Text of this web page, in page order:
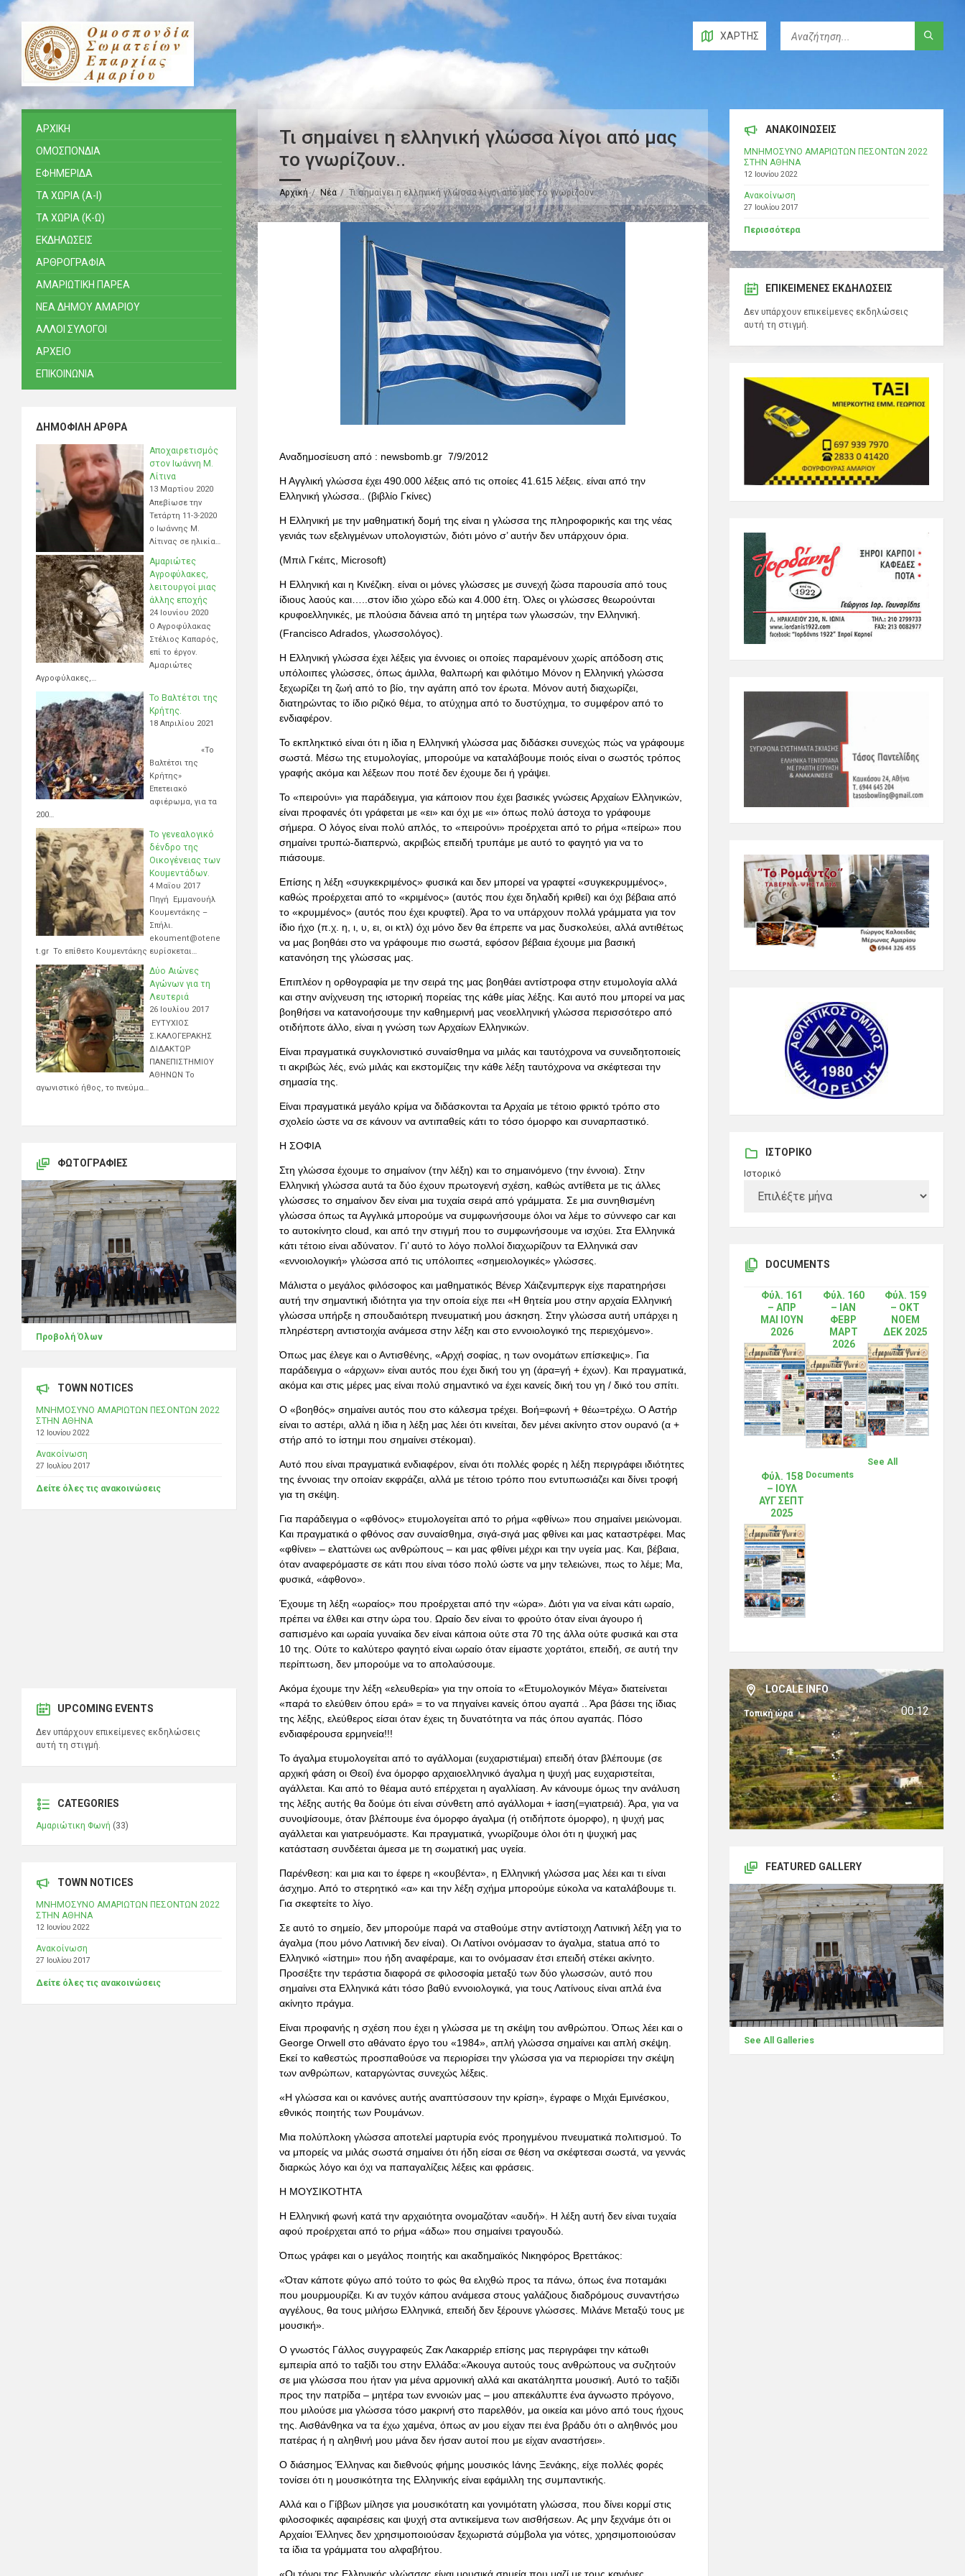
ΧΆΡΤΗΣ
Τι σημαίνει η ελληνική γλώσσα λίγοι από μας
το γνωρίζουν..
Αρχική Νέα Τι σημαίνει η ελληνική γλώσσα λίγοι από μας το γνωρίζουν..
Αναδημοσίευση από : newsbomb.gr 7/9/2012
Η Αγγλική γλώσσα έχει 490.000 λέξεις από τις οποίες 41.615 λέξεις. είναι από την
Ελληνική γλώσσα.. (βιβλίο Γκίνες)
Η Ελληνική με την μαθηματική δομή της είναι η γλώσσα της πληροφορικής και της νέας
γενιάς των εξελιγμένων υπολογιστών, διότι μόνο σ’ αυτήν δεν υπάρχουν όρια.
(Μπιλ Γκέιτς, Microsoft)
Η Ελληνική και η Κινέζικη. είναι οι μόνες γλώσσες με συνεχή ζώσα παρουσία από τους
ίδιους λαούς και…..στον ίδιο χώρο εδώ και 4.000 έτη. Όλες οι γλώσσες θεωρούνται
κρυφοελληνικές, με πλούσια δάνεια από τη μητέρα των γλωσσών, την Ελληνική.
(Francisco Adrados, γλωσσολόγος).
Η Ελληνική γλώσσα έχει λέξεις για έννοιες οι οποίες παραμένουν χωρίς απόδοση στις
υπόλοιπες γλώσσες, όπως άμιλλα, θαλπωρή και φιλότιμο Μόνον η Ελληνική γλώσσα
ξεχωρίζει τη ζωή από το βίο, την αγάπη από τον έρωτα. Μόνον αυτή διαχωρίζει,
διατηρώντας το ίδιο ριζικό θέμα, το ατύχημα από το δυστύχημα, το συμφέρον από το
ενδιαφέρον.
Το εκπληκτικό είναι ότι η ίδια η Ελληνική γλώσσα μας διδάσκει συνεχώς πώς να γράφουμε
σωστά. Μέσω της ετυμολογίας, μπορούμε να καταλάβουμε ποιός είναι ο σωστός τρόπος
γραφής ακόμα και λέξεων που ποτέ δεν έχουμε δει ή γράψει.
Το «πειρούνι» για παράδειγμα, για κάποιον που έχει βασικές γνώσεις Αρχαίων Ελληνικών,
είναι προφανές ότι γράφεται με «ει» και όχι με «ι» όπως πολύ άστοχα το γράφουμε
σήμερα. Ο λόγος είναι πολύ απλός, το «πειρούνι» προέρχεται από το ρήμα «πείρω» που
σημαίνει τρυπώ-διαπερνώ, ακριβώς επειδή τρυπάμε με αυτό το φαγητό για να το
πιάσουμε.
Επίσης η λέξη «συγκεκριμένος» φυσικά και δεν μπορεί να γραφτεί «συγκεκρυμμένος»,
καθώς προέρχεται από το «κριμένος» (αυτός που έχει δηλαδή κριθεί) και όχι βέβαια από
το «κρυμμένος» (αυτός που έχει κρυφτεί). Άρα το να υπάρχουν πολλά γράμματα για τον
ίδιο ήχο (π.χ. η, ι, υ, ει, οι κτλ) όχι μόνο δεν θα έπρεπε να μας δυσκολεύει, αλλά αντιθέτως
να μας βοηθάει στο να γράφουμε πιο σωστά, εφόσον βέβαια έχουμε μια βασική
κατανόηση της γλώσσας μας.
Επιπλέον η ορθογραφία με την σειρά της μας βοηθάει αντίστροφα στην ετυμολογία αλλά
και στην ανίχνευση της ιστορική πορείας της κάθε μίας λέξης. Και αυτό που μπορεί να μας
βοηθήσει να κατανοήσουμε την καθημερινή μας νεοελληνική γλώσσα περισσότερο από
οτιδήποτε άλλο, είναι η γνώση των Αρχαίων Ελληνικών.
Είναι πραγματικά συγκλονιστικό συναίσθημα να μιλάς και ταυτόχρονα να συνειδητοποιείς
τι ακριβώς λές, ενώ μιλάς και εκστομίζεις την κάθε λέξη ταυτόχρονα να σκέφτεσαι την
σημασία της.
Είναι πραγματικά μεγάλο κρίμα να διδάσκονται τα Αρχαία με τέτοιο φρικτό τρόπο στο
σχολείο ώστε να σε κάνουν να αντιπαθείς κάτι το τόσο όμορφο και συναρπαστικό.
Η ΣΟΦΙΑ
Στη γλώσσα έχουμε το σημαίνον (την λέξη) και το σημαινόμενο (την έννοια). Στην
Ελληνική γλώσσα αυτά τα δύο έχουν πρωτογενή σχέση, καθώς αντίθετα με τις άλλες
γλώσσες το σημαίνον δεν είναι μια τυχαία σειρά από γράμματα. Σε μια συνηθισμένη
γλώσσα όπως τα Αγγλικά μπορούμε να συμφωνήσουμε όλοι να λέμε το σύννεφο car και
το αυτοκίνητο cloud, και από την στιγμή που το συμφωνήσουμε να ισχύει. Στα Ελληνικά
κάτι τέτοιο είναι αδύνατον. Γι’ αυτό το λόγο πολλοί διαχωρίζουν τα Ελληνικά σαν
«εννοιολογική» γλώσσα από τις υπόλοιπες «σημειολογικές» γλώσσες.
Μάλιστα ο μεγάλος φιλόσοφος και μαθηματικός Βένερ Χάιζενμπεργκ είχε παρατηρήσει
αυτή την σημαντική ιδιότητα για την οποία είχε πει «Η θητεία μου στην αρχαία Ελληνική
γλώσσα υπήρξε η σπουδαιότερη πνευματική μου άσκηση. Στην γλώσσα αυτή υπάρχει η
πληρέστερη αντιστοιχία ανάμεσα στην λέξη και στο εννοιολογικό της περιεχόμενο».
Όπως μας έλεγε και ο Αντισθένης, «Αρχή σοφίας, η των ονομάτων επίσκεψις». Για
παράδειγμα ο «άρχων» είναι αυτός που έχει δική του γη (άρα=γή + έχων). Και πραγματικά,
ακόμα και στις μέρες μας είναι πολύ σημαντικό να έχει κανείς δική του γη / δικό του σπίτι.
Ο «βοηθός» σημαίνει αυτός που στο κάλεσμα τρέχει. Βοή=φωνή + θέω=τρέχω. Ο Αστήρ
είναι το αστέρι, αλλά η ίδια η λέξη μας λέει ότι κινείται, δεν μένει ακίνητο στον ουρανό (α +
στήρ από το ίστημι που σημαίνει στέκομαι).
Αυτό που είναι πραγματικά ενδιαφέρον, είναι ότι πολλές φορές η λέξη περιγράφει ιδιότητες
της έννοιας την οποίαν εκφράζει, αλλά με τέτοιο τρόπο που εντυπωσιάζει και δίνει τροφή
για τη σκέψη.
Για παράδειγμα ο «φθόνος» ετυμολογείται από το ρήμα «φθίνω» που σημαίνει μειώνομαι.
Και πραγματικά ο φθόνος σαν συναίσθημα, σιγά-σιγά μας φθίνει και μας καταστρέφει. Μας
«φθίνει» – ελαττώνει ως ανθρώπους – και μας φθίνει μέχρι και την υγεία μας. Και, βέβαια,
όταν αναφερόμαστε σε κάτι που είναι τόσο πολύ ώστε να μην τελειώνει, πως το λέμε; Μα,
φυσικά, «άφθονο».
Έχουμε τη λέξη «ωραίος» που προέρχεται από την «ώρα». Διότι για να είναι κάτι ωραίο,
πρέπει να έλθει και στην ώρα του. Ωραίο δεν είναι το φρούτο όταν είναι άγουρο ή
σαπισμένο και ωραία γυναίκα δεν είναι κάποια ούτε στα 70 της άλλα ούτε φυσικά και στα
10 της. Ούτε το καλύτερο φαγητό είναι ωραίο όταν είμαστε χορτάτοι, επειδή, σε αυτή την
περίπτωση, δεν μπορούμε να το απολαύσουμε.
Ακόμα έχουμε την λέξη «ελευθερία» για την οποία το «Ετυμολογικόν Μέγα» διατείνεται
«παρά το ελεύθειν όπου ερά» = το να πηγαίνει κανείς όπου αγαπά .. Άρα βάσει της ίδιας
της λέξης, ελεύθερος είσαι όταν έχεις τη δυνατότητα να πάς όπου αγαπάς. Πόσο
ενδιαφέρουσα ερμηνεία!!!
Το άγαλμα ετυμολογείται από το αγάλλομαι (ευχαριστιέμαι) επειδή όταν βλέπουμε (σε
αρχική φάση οι Θεοί) ένα όμορφο αρχαιοελληνικό άγαλμα η ψυχή μας ευχαριστείται,
αγάλλεται. Και από το θέαμα αυτό επέρχεται η αγαλλίαση. Αν κάνουμε όμως την ανάλυση
της λέξης αυτής θα δούμε ότι είναι σύνθετη από αγάλλομαι + ίαση(=γιατρειά). Άρα, για να
συνοψίσουμε, όταν βλέπουμε ένα όμορφο άγαλμα (ή οτιδήποτε όμορφο), η ψυχή μας
αγάλλεται και γιατρευόμαστε. Και πραγματικά, γνωρίζουμε όλοι ότι η ψυχική μας
κατάσταση συνδέεται άμεσα με τη σωματική μας υγεία.
Παρένθεση: και μια και το έφερε η «κουβέντα», η Ελληνική γλώσσα μας λέει και τι είναι
άσχημο. Από το στερητικό «α» και την λέξη σχήμα μπορούμε εύκολα να καταλάβουμε τι.
Για σκεφτείτε το λίγο.
Σε αυτό το σημείο, δεν μπορούμε παρά να σταθούμε στην αντίστοιχη Λατινική λέξη για το
άγαλμα (που μόνο Λατινική δεν είναι). Οι Λατίνοι ονόμασαν το άγαλμα, statua από το
Ελληνικό «ίστημι» που ήδη αναφέραμε, και το ονόμασαν έτσι επειδή στέκει ακίνητο.
Προσέξτε την τεράστια διαφορά σε φιλοσοφία μεταξύ των δύο γλωσσών, αυτό που
σημαίνει στα Ελληνικά κάτι τόσο βαθύ εννοιολογικά, για τους Λατίνους είναι απλά ένα
ακίνητο πράγμα.
Είναι προφανής η σχέση που έχει η γλώσσα με τη σκέψη του ανθρώπου. Όπως λέει και ο
George Orwell στο αθάνατο έργο του «1984», απλή γλώσσα σημαίνει και απλή σκέψη.
Εκεί το καθεστώς προσπαθούσε να περιορίσει την γλώσσα για να περιορίσει την σκέψη
των ανθρώπων, καταργώντας συνεχώς λέξεις.
«Η γλώσσα και οι κανόνες αυτής αναπτύσσουν την κρίση», έγραφε ο Μιχάι Εμινέσκου,
εθνικός ποιητής των Ρουμάνων.
Μια πολύπλοκη γλώσσα αποτελεί μαρτυρία ενός προηγμένου πνευματικά πολιτισμού. Το
να μπορείς να μιλάς σωστά σημαίνει ότι ήδη είσαι σε θέση να σκέφτεσαι σωστά, να γεννάς
διαρκώς λόγο και όχι να παπαγαλίζεις λέξεις και φράσεις.
Η ΜΟΥΣΙΚΟΤΗΤΑ
Η Ελληνική φωνή κατά την αρχαιότητα ονομαζόταν «αυδή». Η λέξη αυτή δεν είναι τυχαία
αφού προέρχεται από το ρήμα «άδω» που σημαίνει τραγουδώ.
Όπως γράφει και ο μεγάλος ποιητής και ακαδημαϊκός Νικηφόρος Βρεττάκος:
«Όταν κάποτε φύγω από τούτο το φώς θα ελιχθώ προς τα πάνω, όπως ένα ποταμάκι
που μουρμουρίζει. Κι αν τυχόν κάπου ανάμεσα στους γαλάζιους διαδρόμους συναντήσω
αγγέλους, θα τους μιλήσω Ελληνικά, επειδή δεν ξέρουνε γλώσσες. Μιλάνε Μεταξύ τους με
μουσική».
Ο γνωστός Γάλλος συγγραφεύς Ζακ Λακαρριέρ επίσης μας περιγράφει την κάτωθι
εμπειρία από το ταξίδι του στην Ελλάδα:«Άκουγα αυτούς τους ανθρώπους να συζητούν
σε μια γλώσσα που ήταν για μένα αρμονική αλλά και ακατάληπτα μουσική. Αυτό το ταξίδι
προς την πατρίδα – μητέρα των εννοιών μας – μου απεκάλυπτε ένα άγνωστο πρόγονο,
που μιλούσε μια γλώσσα τόσο μακρινή στο παρελθόν, μα οικεία και μόνο από τους ήχους
της. Αισθάνθηκα να τα έχω χαμένα, όπως αν μου είχαν πει ένα βράδυ ότι ο αληθινός μου
πατέρας ή η αληθινή μου μάνα δεν ήσαν αυτοί που με είχαν αναστήσει».
Ο διάσημος Έλληνας και διεθνούς φήμης μουσικός Ιάνης Ξενάκης, είχε πολλές φορές
τονίσει ότι η μουσικότητα της Ελληνικής είναι εφάμιλλη της συμπαντικής.
Αλλά και ο Γίββων μίλησε για μουσικότατη και γονιμότατη γλώσσα, που δίνει κορμί στις
φιλοσοφικές αφαιρέσεις και ψυχή στα αντικείμενα των αισθήσεων. Ας μην ξεχνάμε ότι οι
Αρχαίοι Έλληνες δεν χρησιμοποιούσαν ξεχωριστά σύμβολα για νότες, χρησιμοποιούσαν
τα ίδια τα γράμματα του αλφαβήτου.
ΑΡΧΙΚΗ
ΟΜΟΣΠΟΝΔΙΑ
ΕΦΗΜΕΡΙΔΑ
ΤΑ ΧΩΡΙΑ (Α-Ι)
ΤΑ ΧΩΡΙΑ (Κ-Ω)
ΕΚΔΗΛΩΣΕΙΣ
ΑΡΘΡΟΓΡΑΦΙΑ
ΑΜΑΡΙΩΤΙΚΗ ΠΑΡΕΑ
ΝΕΑ ΔΗΜΟΥ ΑΜΑΡΙΟΥ
ΑΛΛΟΙ ΣΥΛΟΓΟΙ
ΑΡΧΕΙΟ
ΕΠΙΚΟΙΝΩΝΙΑ
ΔΗΜΟΦΙΛΉ ΆΡΘΡΑ
Αποχαιρετισμός
στον Ιωάννη Μ.
Λίτινα
13 Μαρτίου 2020
Απεβίωσε την
Τετάρτη 11-3-2020
ο Ιωάννης Μ.
Λίτινας σε ηλικία…
Αμαριώτες
Αγροφύλακες,
λειτουργοί μιας
άλλης εποχής
24 Ιουνίου 2020
Ο Αγροφύλακας
Στέλιος Καπαρός,
επί το έργον.
Αμαριώτες
Αγροφύλακες,…
Το Βαλτέτσι της
Κρήτης.
18 Απριλίου 2021
«Το
Βαλτέτσι της
Κρήτης»
Επετειακό
αφιέρωμα, για τα
200…
Το γενεαλογικό
δένδρο της
Οικογένειας των
Κουμεντάδων.
4 Μαΐου 2017
Πηγή Εμμανουήλ
Κουμεντάκης –
Σπήλι.
ekoument@otene
t.gr Το επίθετο Κουμεντάκης ευρίσκεται…
Δύο Αιώνες
Αγώνων για τη
Λευτεριά
26 Ιουλίου 2017
ΕΥΤΥΧΙΟΣ
Σ.ΚΑΛΟΓΕΡΑΚΗΣ
ΔΙΔΑΚΤΩΡ
ΠΑΝΕΠΙΣΤΗΜΙΟΥ
ΑΘΗΝΩΝ Το
αγωνιστικό ήθος, το πνεύμα…
ΦΩΤΟΓΡΑΦΊΕΣ
Προβολή Όλων
TOWN NOTICES
ΜΝΗΜΟΣΥΝΟ ΑΜΑΡΙΩΤΩΝ ΠΕΣΟΝΤΩΝ 2022
ΣΤΗΝ ΑΘΗΝΑ
12 Ιουνίου 2022
Ανακοίνωση
27 Ιουλίου 2017
Δείτε όλες τις ανακοινώσεις
UPCOMING EVENTS
Δεν υπάρχουν επικείμενες εκδηλώσεις
αυτή τη στιγμή.
CATEGORIES
Αμαριώτικη Φωνή (33)
TOWN NOTICES
ΜΝΗΜΟΣΥΝΟ ΑΜΑΡΙΩΤΩΝ ΠΕΣΟΝΤΩΝ 2022
ΣΤΗΝ ΑΘΗΝΑ
12 Ιουνίου 2022
Ανακοίνωση
27 Ιουλίου 2017
Δείτε όλες τις ανακοινώσεις
ΑΝΑΚΟΙΝΩΣΕΙΣ
ΜΝΗΜΟΣΥΝΟ ΑΜΑΡΙΩΤΩΝ ΠΕΣΟΝΤΩΝ 2022
ΣΤΗΝ ΑΘΗΝΑ
12 Ιουνίου 2022
Ανακοίνωση
27 Ιουλίου 2017
Περισσότερα
ΕΠΙΚΕΊΜΕΝΕΣ ΕΚΔΗΛΏΣΕΙΣ
Δεν υπάρχουν επικείμενες εκδηλώσεις
αυτή τη στιγμή.
ΙΣΤΟΡΙΚΌ
Ιστορικό
DOCUMENTS
Φύλ. 161
– ΑΠΡ
ΜΑΙ ΙΟΥΝ
2026
Φύλ. 160
– ΙΑΝ
ΦΕΒΡ
ΜΑΡΤ
2026
Φύλ. 159
– ΟΚΤ
ΝΟΕΜ
ΔΕΚ 2025
Φύλ. 158
– ΙΟΥΛ
ΑΥΓ ΣΕΠΤ
2025
See All
Documents
LOCALE INFO
Τοπική ώρα 00:12
FEATURED GALLERY
See All Galleries